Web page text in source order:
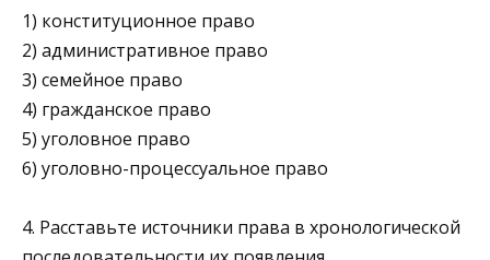
1) конституционное право
2) административное право
3) семейное право
4) гражданское право
5) уголовное право
6) уголовно-процессуальное право
4. Расставьте источники права в хронологической